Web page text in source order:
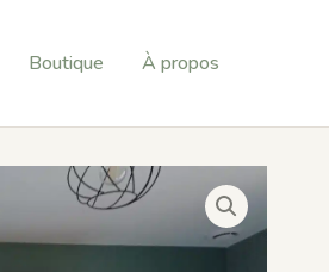
Boutique À propos